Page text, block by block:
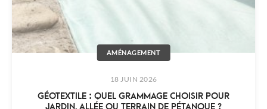
AMÉNAGEMENT
18 JUIN 2026
GÉOTEXTILE : QUEL GRAMMAGE CHOISIR POUR
JARDIN, ALLÉE OU TERRAIN DE PÉTANQUE ?